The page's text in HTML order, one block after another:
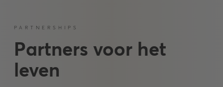
PARTNERSHIPS
Partners voor het
leven